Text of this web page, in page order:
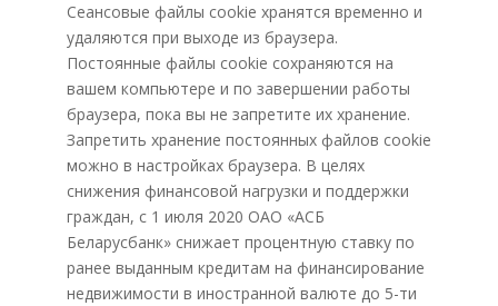
Сеансовые файлы cookie хранятся временно и
удаляются при выходе из браузера.
Постоянные файлы cookie сохраняются на
вашем компьютере и по завершении работы
браузера, пока вы не запретите их хранение.
Запретить хранение постоянных файлов cookie
можно в настройках браузера. В целях
снижения финансовой нагрузки и поддержки
граждан, с 1 июля 2020 ОАО «АСБ
Беларусбанк» снижает процентную ставку по
ранее выданным кредитам на финансирование
недвижимости в иностранной валюте до 5-ти